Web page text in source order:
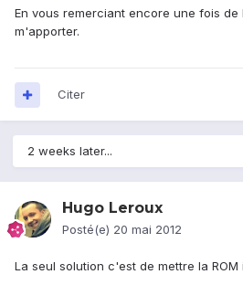
En vous remerciant encore une fois
m'apporter.
Citer
2 weeks later...
Hugo Leroux
Posté(e) 20 mai 2012
La seul solution c'est de mettre la ROM